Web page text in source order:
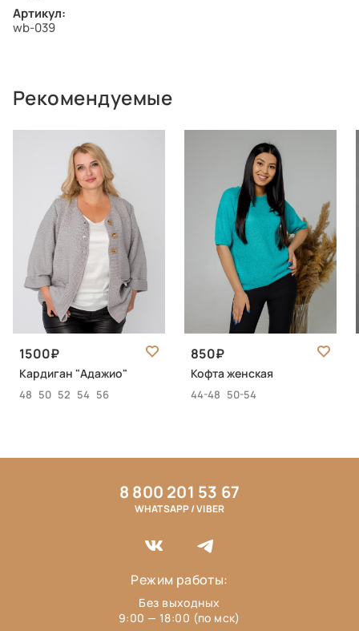
Артикул:
wb-039
Рекомендуемые
1500
Кардиган "Адажио"
48 50 52 54 56
850
Кофта женская
44-48 50-54
8 800 201 53 67
WHATSAPP / VIBER
Режим работы:
Без выходных
9:00 — 18:00 (по мск)